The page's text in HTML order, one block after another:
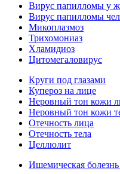
Вирус папилломы у
Вирус папилломы
Микоплазмоз
Трихомониаз
Хламидиоз
Цитомегаловирус
Круги под глазами
Купероз на лице
Неровный тон кожи
Неровный тон кожи
Отечность лица
Отечность тела
Целлюлит
Ишемическая болезнь